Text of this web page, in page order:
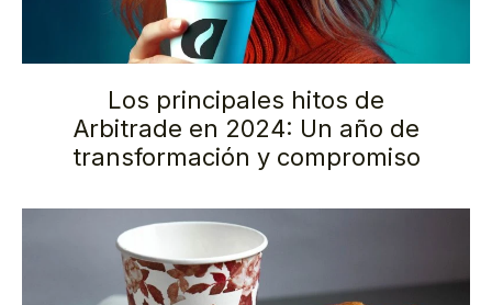
Los principales hitos de
Arbitrade en 2024: Un año de
transformación y compromiso